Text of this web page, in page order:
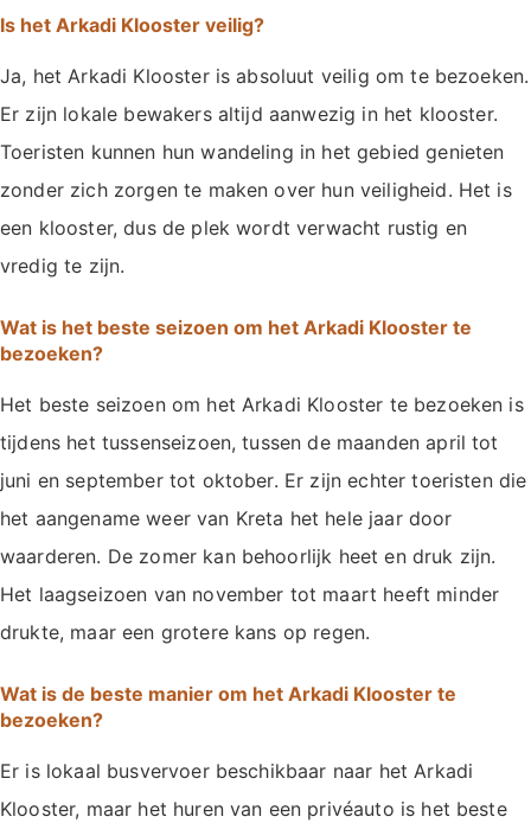
Is het Arkadi Klooster veilig?
Ja, het Arkadi Klooster is absoluut veilig om te bezoeken.
Er zijn lokale bewakers altijd aanwezig in het klooster.
Toeristen kunnen hun wandeling in het gebied genieten
zonder zich zorgen te maken over hun veiligheid. Het is
een klooster, dus de plek wordt verwacht rustig en
vredig te zijn.
Wat is het beste seizoen om het Arkadi Klooster te
bezoeken?
Het beste seizoen om het Arkadi Klooster te bezoeken is
tijdens het tussenseizoen, tussen de maanden april tot
juni en september tot oktober. Er zijn echter toeristen die
het aangename weer van Kreta het hele jaar door
waarderen. De zomer kan behoorlijk heet en druk zijn.
Het laagseizoen van november tot maart heeft minder
drukte, maar een grotere kans op regen.
Wat is de beste manier om het Arkadi Klooster te
bezoeken?
Er is lokaal busvervoer beschikbaar naar het Arkadi
Klooster, maar het huren van een privéauto is het beste